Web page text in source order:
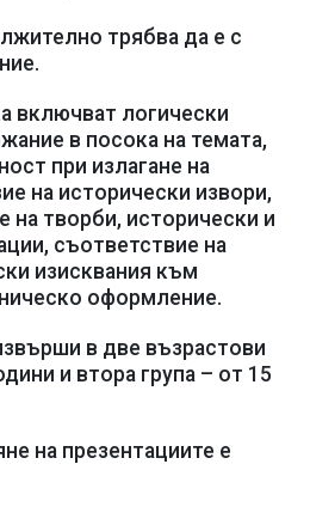
трябва да е с
включват логически
в посока на темата,
при излагане на
на исторически извори,
на творби, исторически и
съответствие на
изисквания към
оформление.
в две възрастови
и втора група – от 15
на презентациите е